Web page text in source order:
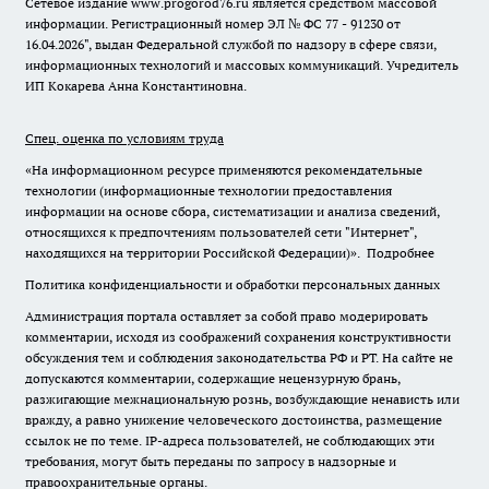
информации. Регистрационный номер ЭЛ № ФС 77 - 91230 от
16.04.2026", выдан Федеральной службой по надзору в сфере связи,
информационных технологий и массовых коммуникаций. Учредитель
ИП Кокарева Анна Константиновна.
Спец. оценка по условиям труда
«На информационном ресурсе применяются рекомендательные
технологии (информационные технологии предоставления
информации на основе сбора, систематизации и анализа сведений,
относящихся к предпочтениям пользователей сети "Интернет",
находящихся на территории Российской Федерации)». Подробнее
Политика конфиденциальности и обработки персональных данных
Администрация портала оставляет за собой право модерировать
комментарии, исходя из соображений сохранения конструктивности
обсуждения тем и соблюдения законодательства РФ и РТ. На сайте не
допускаются комментарии, содержащие нецензурную брань,
разжигающие межнациональную рознь, возбуждающие ненависть или
вражду, а равно унижение человеческого достоинства, размещение
ссылок не по теме. IP-адреса пользователей, не соблюдающих эти
требования, могут быть переданы по запросу в надзорные и
правоохранительные органы.